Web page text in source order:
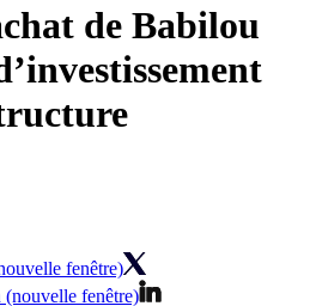
de Babilou
fenêtre)
fenêtre)